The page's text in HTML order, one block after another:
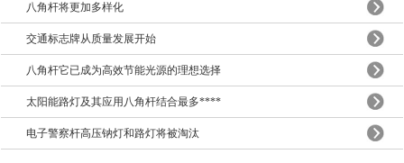
八角杆将更加多样化
交通标志牌从质量发展开始
八角杆它已成为高效节能光源的理想选择
太阳能路灯及其应用八角杆结合最多****
电子警察杆高压钠灯和路灯将被淘汰